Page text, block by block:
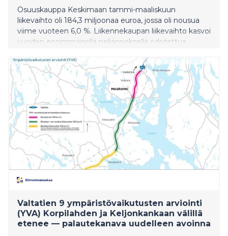
Osuuskauppa Keskimaan tammi-maaliskuun
liikevaihto oli 184,3 miljoonaa euroa, jossa oli nousua
viime vuoteen 6,0 %. Liikennekaupan liikevaihto kasvoi
vuoden ensimmäisellä neljänneksellä odotettua
parempaan kehitykseen. Break Sokos Himoksen
avaaminen viime vuoden lopulla vauhditti
majoitusliiketoiminnan kasvua.
Valtatien 9 ympäristövaikutusten arviointi
(YVA) Korpilahden ja Keljonkankaan välillä
etenee — palautekanava uudelleen avoinna